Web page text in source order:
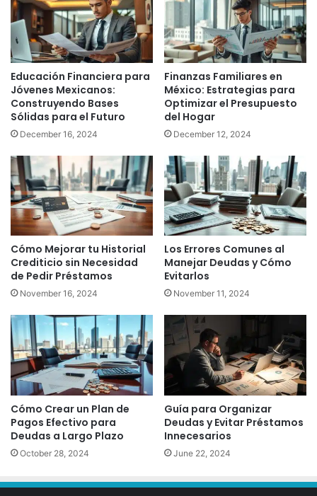
Educación Financiera para
Jóvenes Mexicanos:
Construyendo Bases
Sólidas para el Futuro
December 16, 2024
Finanzas Familiares en
México: Estrategias para
Optimizar el Presupuesto
del Hogar
December 12, 2024
Cómo Mejorar tu Historial
Crediticio sin Necesidad
de Pedir Préstamos
November 16, 2024
Los Errores Comunes al
Manejar Deudas y Cómo
Evitarlos
November 11, 2024
Cómo Crear un Plan de
Pagos Efectivo para
Deudas a Largo Plazo
October 28, 2024
Guía para Organizar
Deudas y Evitar Préstamos
Innecesarios
June 22, 2024